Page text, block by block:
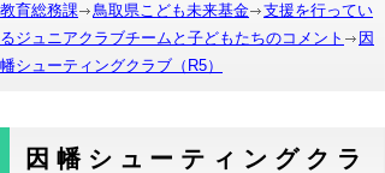
教育総務課
鳥取県こども未来基金
支援を行ってい
るジュニアクラブチームと子どもたちのコメント
因
幡シューティングクラブ（R5）
因幡シューティングクラ